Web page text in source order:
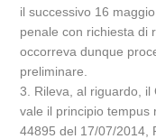
il successivo 16
penale con richiesta di
occorreva dunque
preliminare.
3. Rileva, al riguardo, il
vale il principio tempus
44895 del 17/07/2014,